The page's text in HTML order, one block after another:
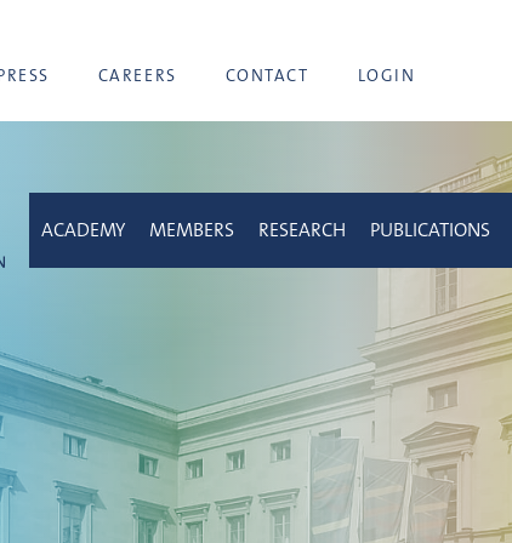
CAREERS CONTACT LOGIN
ACADEMY MEMBERS RESEARCH PUBLICATIONS